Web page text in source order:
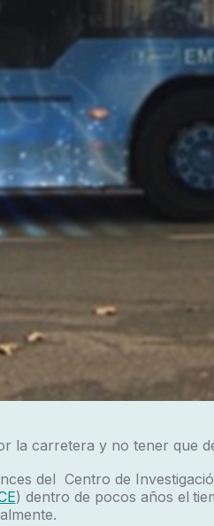
la carretera y no tener que
del Centro de
) dentro de pocos años el